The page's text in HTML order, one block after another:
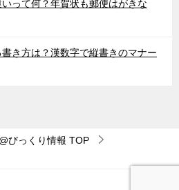
って何？年賀状も郵便はがきな
き方は？漢数字で縦書きのマナー
びっくり情報 TOP